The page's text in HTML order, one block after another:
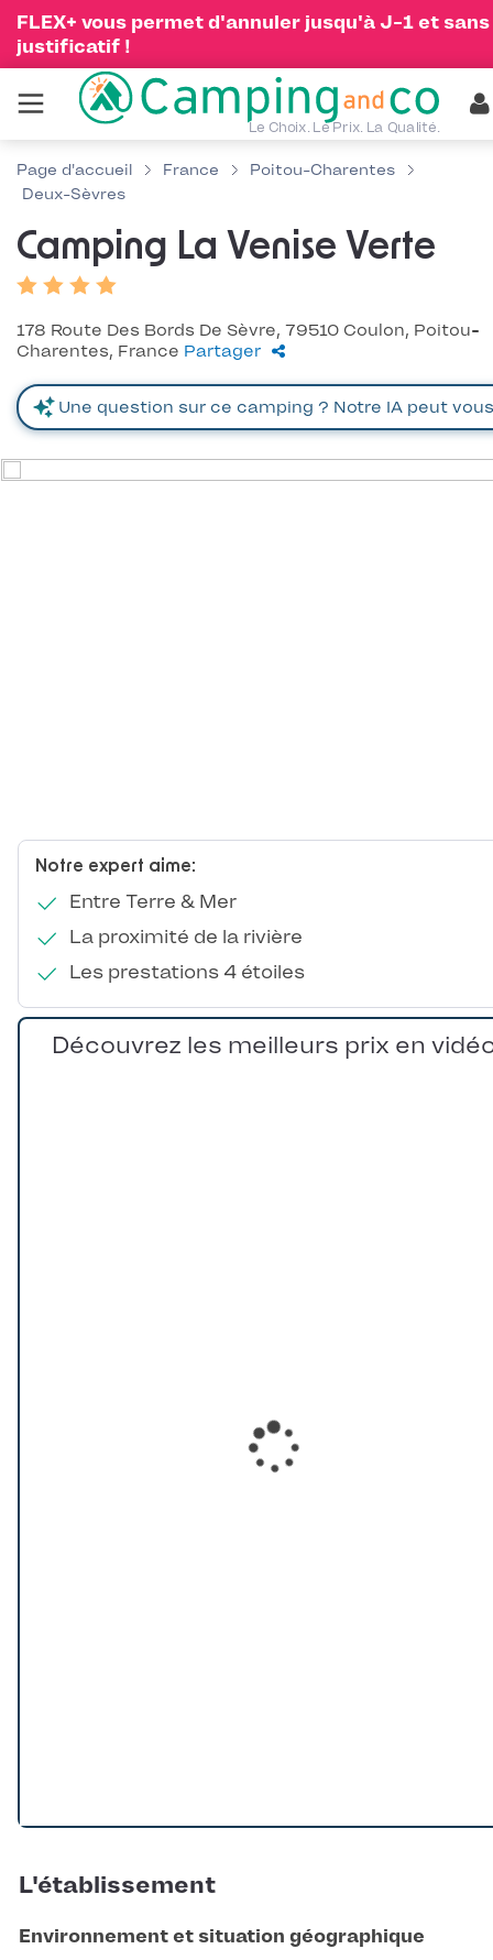
FLEX+ vous permet d'annuler jusqu'à J-1 et sans
justificatif !
Le Choix. Le Prix. La Qualité.
Page d'accueil France
Poitou-Charentes
Deux-Sèvres
Camping La Venise Verte
178 Route Des Bords De Sèvre, 79510 Coulon, Poitou-
Charentes, France Partager
Notre expert aime:
Entre Terre & Mer
La proximité de la rivière
Les prestations 4 étoiles
Découvrez les meilleurs prix en
L'établissement
Environnement et situation géographique